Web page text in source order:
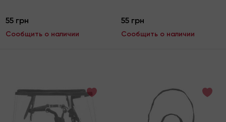
55 грн
Сообщить о наличии
55 грн
Сообщить о наличии